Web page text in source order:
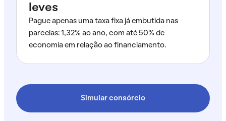
leves
Pague apenas uma taxa fixa já embutida nas
parcelas: 1,32% ao ano, com até 50% de
economia em relação ao financiamento.
Simular consórcio